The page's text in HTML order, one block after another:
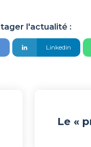
l'actualité :
Linkedin
Le «